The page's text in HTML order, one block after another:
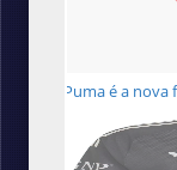
Puma é a